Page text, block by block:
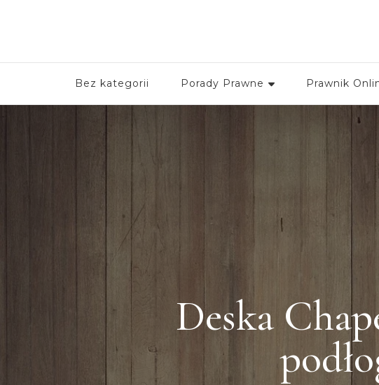
Bez kategorii Porady Prawne Prawnik
Deska